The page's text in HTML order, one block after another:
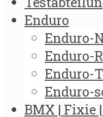
Enduro
Enduro-
Enduro-
Enduro-
Enduro-
BMX | Fixie